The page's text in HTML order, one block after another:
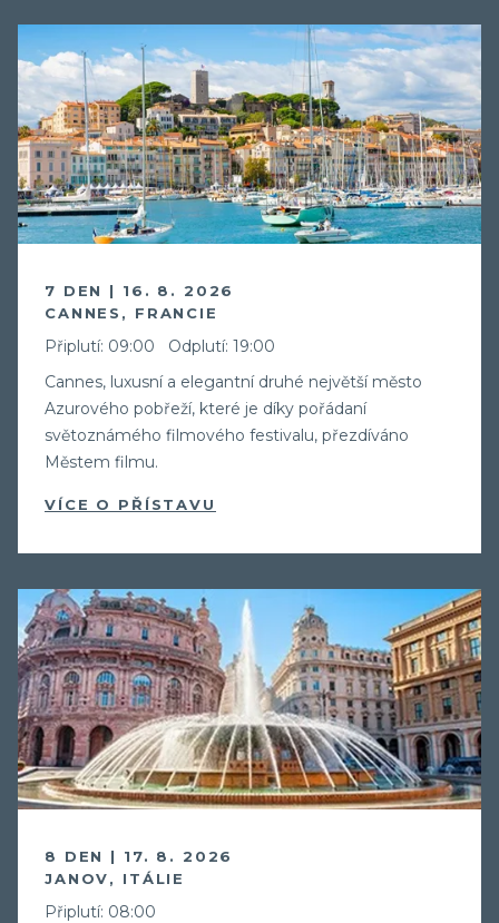
7 DEN | 16. 8. 2026
CANNES, FRANCIE
Připlutí: 09:00 Odplutí: 19:00
Cannes, luxusní a elegantní druhé největší město
Azurového pobřeží, které je díky pořádaní
světoznámého filmového festivalu, přezdíváno
Městem filmu.
VÍCE O PŘÍSTAVU
8 DEN | 17. 8. 2026
JANOV, ITÁLIE
Připlutí: 08:00